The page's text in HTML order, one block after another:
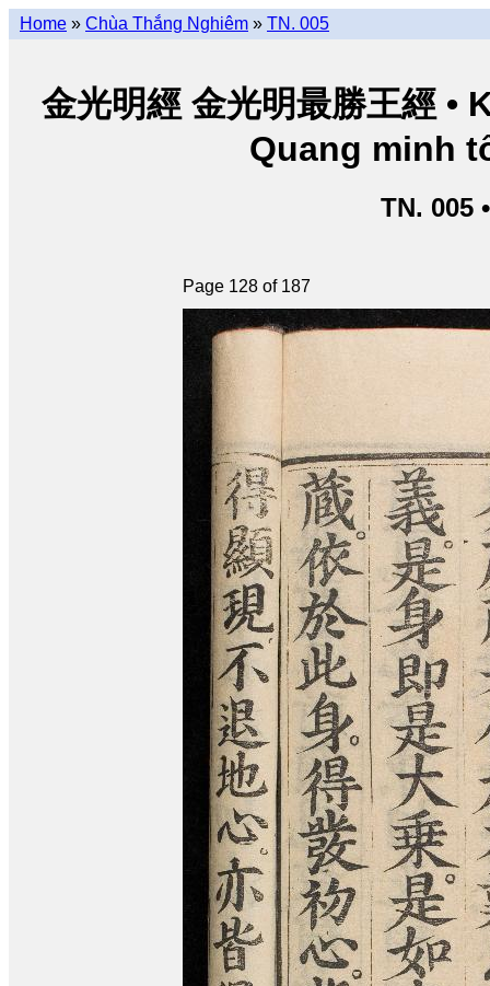
Home » Chùa Thắng Nghiêm » TN. 005
金光明經 金光明最勝王經
Quang minh
TN. 005
Page 128 of 187